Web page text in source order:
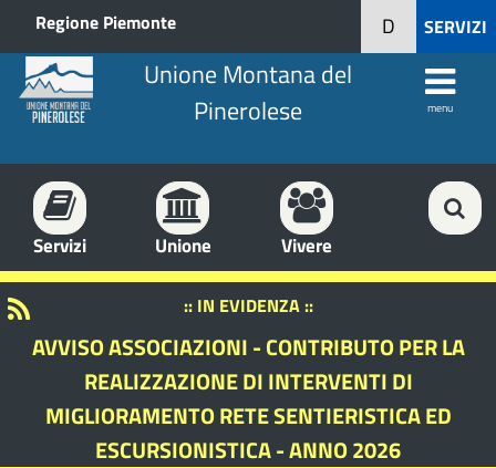
Regione Piemonte SERVIZI
D
Unione Montana del
Pinerolese
menu
Servizi Unione Vivere
:: IN EVIDENZA ::
AVVISO ASSOCIAZIONI - CONTRIBUTO PER LA
REALIZZAZIONE DI INTERVENTI DI
MIGLIORAMENTO RETE SENTIERISTICA ED
ESCURSIONISTICA - ANNO 2026